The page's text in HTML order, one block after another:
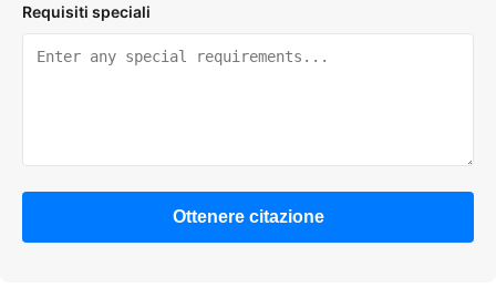
Requisiti speciali
Ottenere citazione